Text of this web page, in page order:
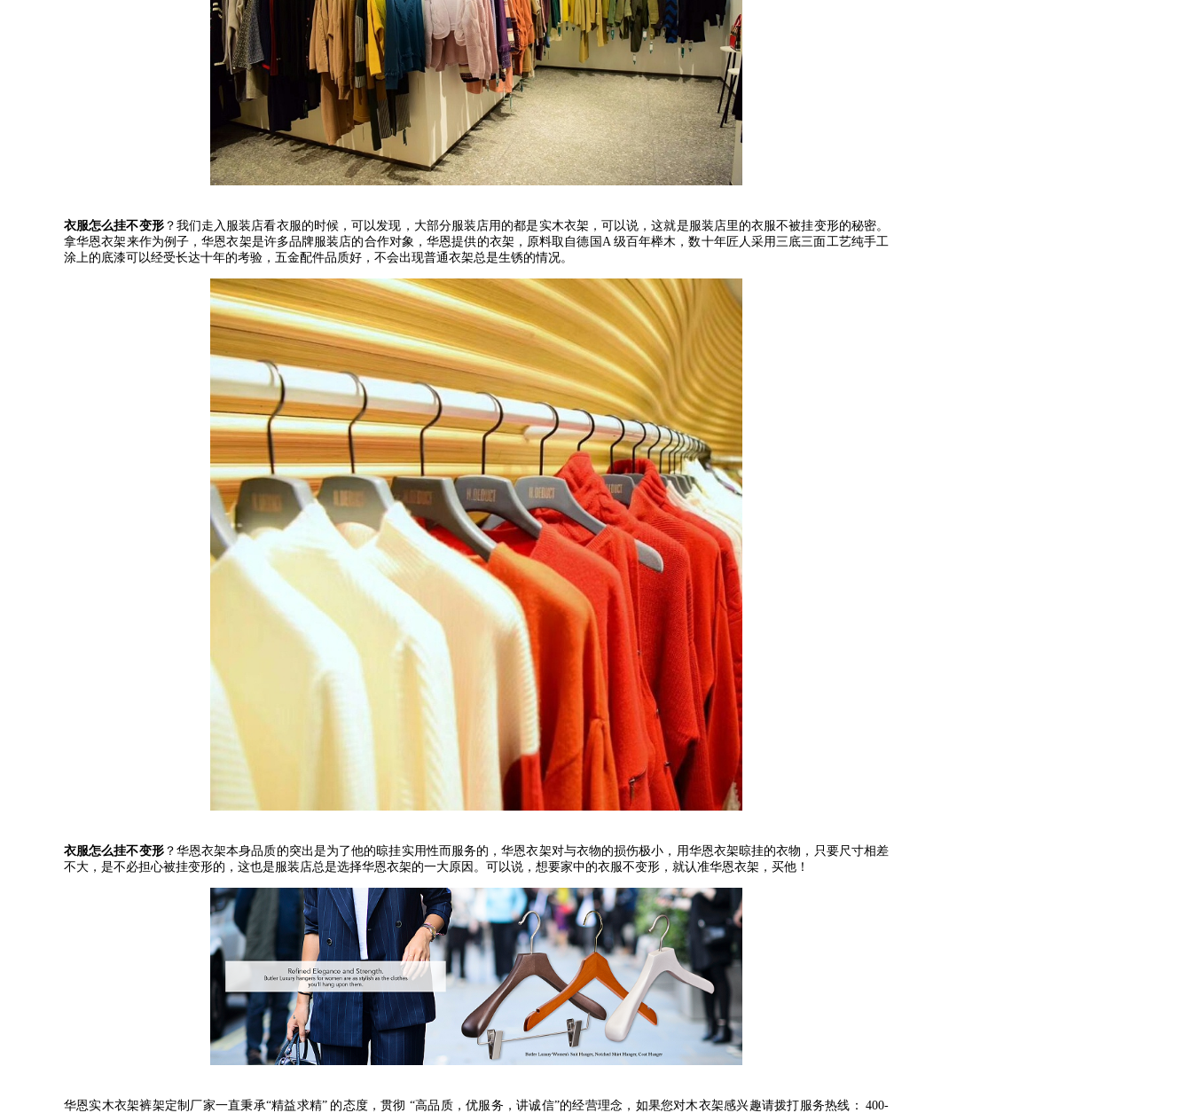
衣服怎么挂不变形？我们走入服装店看衣服的时候，可以发现，大部分服装店用的都是实木衣架，可以说，这就是服装店里的衣服不被挂变形的秘密。
拿华恩衣架来作为例子，华恩衣架是许多品牌服装店的合作对象，华恩提供的衣架，原料取自德国 A 级百年榉木，数十年匠人采用三底三面工艺纯手工
涂上的底漆可以经受长达十年的考验，五金配件品质好，不会出现普通衣架总是生锈的情况。
衣服怎么挂不变形？华恩衣架本身品质的突出是为了他的晾挂实用性而服务的，华恩衣架对与衣物的损伤极小，用华恩衣架晾挂的衣物，只要尺寸相差
不大，是不必担心被挂变形的，这也是服装店总是选择华恩衣架的一大原因。可以说，想要家中的衣服不变形，就认准华恩衣架，买他！
华恩实木衣架裤架定制厂家一直秉承“精益求精” 的态度，贯彻 “高品质，优服务，讲诚信”的经营理念，如果您对木衣架感兴趣请拨打服务热线： 400-